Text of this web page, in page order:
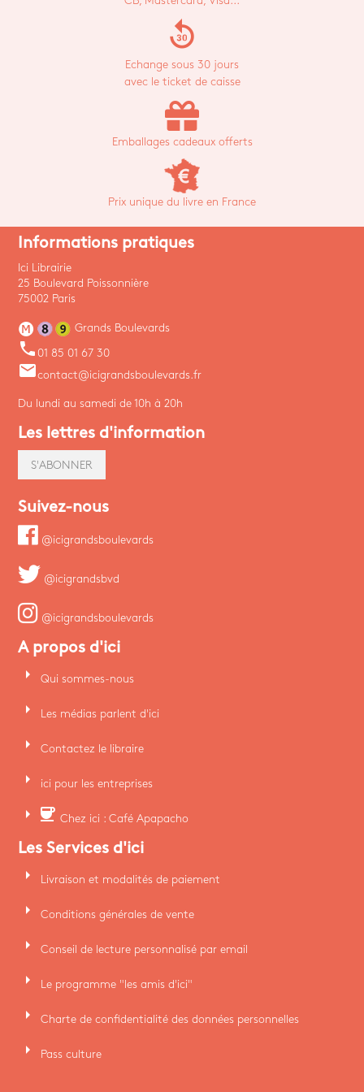
replay_30
Echange sous 30 jours
avec le ticket de caisse
Emballages cadeaux offerts
Prix unique du livre en France
Informations pratiques
Ici Librairie
25 Boulevard Poissonnière
75002 Paris
Grands Boulevards
phone 01 85 01 67 30
emailcontact@icigrandsboulevards.fr
Du lundi au samedi de 10h à 20h
Les lettres d'information
S'ABONNER
Suivez-nous
@icigrandsboulevards
@icigrandsbvd
@icigrandsboulevards
A propos d'ici
arrow_right Qui sommes-nous
arrow_right Les médias parlent d'ici
arrow_right Contactez le libraire
arrow_right ici pour les entreprises
arrow_right coffee Chez ici : Café Apapacho
Les Services d'ici
arrow_right Livraison et modalités de paiement
arrow_right Conditions générales de vente
arrow_right Conseil de lecture personnalisé par email
arrow_right Le programme "les amis d'ici"
arrow_right Charte de confidentialité des données personnelles
arrow_right Pass culture